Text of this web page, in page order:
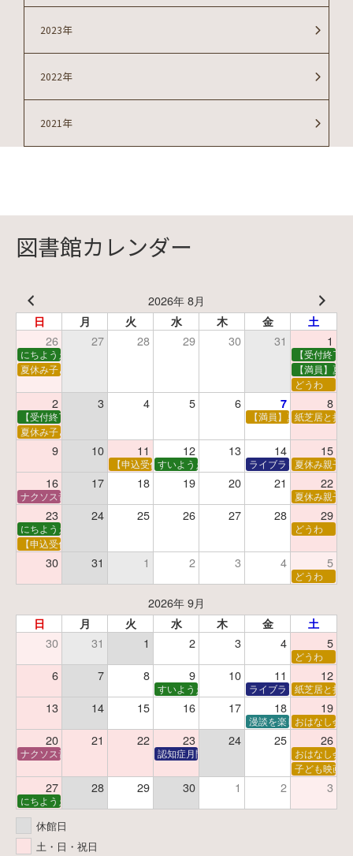
2023年
2022年
2021年
図書館カレンダー
2026年 8月
日 月 火 水 木 金 土
26 27 28 29 30 31 1
にちようえほん
【受付終了
夏休み子ども映画会
【満員】夏
どうわ
2 3 4 5 6 7 8
【受付終了】親子で挑戦！調べ学習ワークショップ 【満員】夏休み科学あ
紙芝居と折
夏休み子ども平和映画会
9 10 11 12 13 14 15
【申込受付中】夏休みおはなし工作会
すいようえほん ライブラリーシアター
夏休み親子
16 17 18 19 20 21 22
ナクソス音楽会 第5回 NHK交響楽団創立100年 夏休み親子
23 24 25 26 27 28 29
にちようえほん
どうわ
【申込受付中】ゆうべのこわ～いおはなし会
30 31 1 2 3 4 5
どうわ
2026年 9月
日 月 火 水 木 金 土
30 31 1 2 3 4 5
どうわ
6 7 8 9 10 11 12
すいようえほん ライブラリーシアター
紙芝居と折
13 14 15 16 17 18 19
漫談を楽しむ会 ～漫談
おはなし会
20 21 22 23 24 25 26
ナクソス音楽会 第6回 宇宙を感じるクラシック認知症月間 特別映画会「調査屋マオさんの恋
おはなし会
子ども映画会
27 28 29 30 1 2 3
にちようえほん
休館日
土・日・祝日